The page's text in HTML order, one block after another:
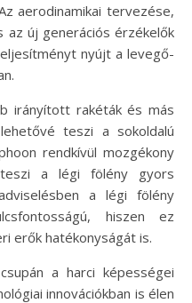
aerodinamikai tervezése,
új generációs érzékelők
nyújt a levegő-
irányított rakéták és más
teszi a sokoldalú
rendkívül mozgékony
a légi fölény gyors
a légi fölény
hiszen ez
erők hatékonyságát is.
a harci képességei
innovációkban is élen